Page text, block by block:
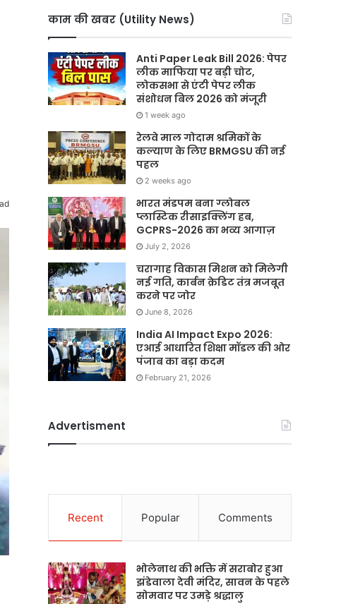
काम की खबर (Utility News)
Anti Paper Leak Bill 2026: पेपर
लीक माफिया पर बड़ी चोट,
लोकसभा से एंटी पेपर लीक
संशोधन बिल 2026 को मंजूरी
1 week ago
रेलवे माल गोदाम श्रमिकों के
कल्याण के लिए BRMGSU की नई
पहल
2 weeks ago
भारत मंडपम बना ग्लोबल
प्लास्टिक रीसाइक्लिंग हब,
GCPRS-2026 का भव्य आगाज़
July 2, 2026
चरागाह विकास मिशन को मिलेगी
नई गति, कार्बन क्रेडिट तंत्र मजबूत
करने पर जोर
June 8, 2026
India AI Impact Expo 2026:
एआई आधारित शिक्षा मॉडल की ओर
पंजाब का बड़ा कदम
February 21, 2026
Advertisment
Recent Popular Comments
भोलेनाथ की भक्ति में सराबोर हुआ
झंडेवाला देवी मंदिर, सावन के पहले
सोमवार पर उमड़े श्रद्धालु